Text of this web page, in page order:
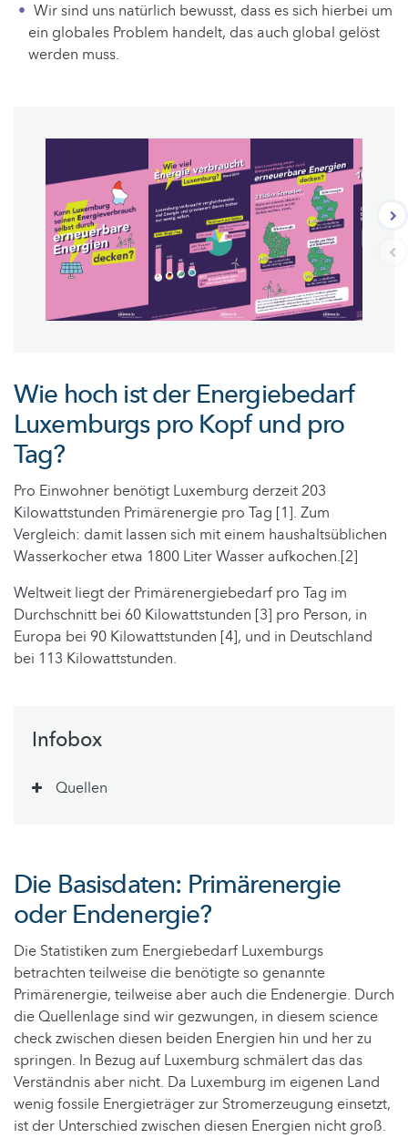
Wir sind uns natürlich bewusst, dass es sich hierbei um
ein globales Problem handelt, das auch global gelöst
werden muss.
Wie hoch ist der Energiebedarf
Luxemburgs pro Kopf und pro
Tag?
Pro Einwohner benötigt Luxemburg derzeit 203
Kilowattstunden Primärenergie pro Tag [1]. Zum
Vergleich: damit lassen sich mit einem haushaltsüblichen
Wasserkocher etwa 1800 Liter Wasser aufkochen.[2]
Weltweit liegt der Primärenergiebedarf pro Tag im
Durchschnitt bei 60 Kilowattstunden [3] pro Person, in
Europa bei 90 Kilowattstunden [4], und in Deutschland
bei 113 Kilowattstunden.
Infobox
Quellen
Die Basisdaten: Primärenergie
oder Endenergie?
Die Statistiken zum Energiebedarf Luxemburgs
betrachten teilweise die benötigte so genannte
Primärenergie, teilweise aber auch die Endenergie. Durch
die Quellenlage sind wir gezwungen, in diesem science
check zwischen diesen beiden Energien hin und her zu
springen. In Bezug auf Luxemburg schmälert das das
Verständnis aber nicht. Da Luxemburg im eigenen Land
wenig fossile Energieträger zur Stromerzeugung einsetzt,
ist der Unterschied zwischen diesen Energien nicht groß.